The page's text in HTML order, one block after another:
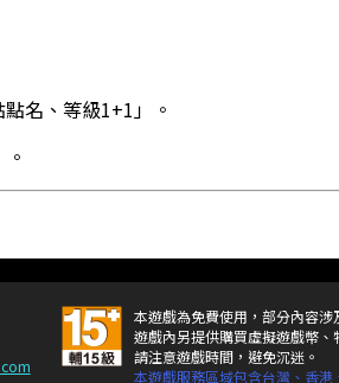
名、等級1+1」。
本遊戲為免費使用，部分內容涉
遊戲內另提供購買虛擬遊戲幣、
請注意遊戲時間，避免沉迷。
本遊戲服務區域包含台灣、香港